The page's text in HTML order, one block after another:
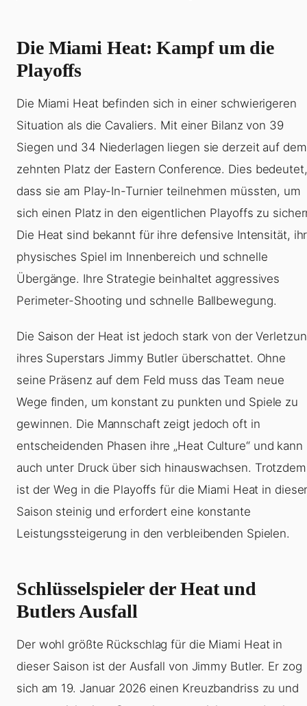
Die Miami Heat: Kampf um die
Playoffs
Die Miami Heat befinden sich in einer schwierigeren
Situation als die Cavaliers. Mit einer Bilanz von 39
Siegen und 34 Niederlagen liegen sie derzeit auf dem
zehnten Platz der Eastern Conference. Dies bedeutet,
dass sie am Play-In-Turnier teilnehmen müssten, um
sich einen Platz in den eigentlichen Playoffs zu
Die Heat sind bekannt für ihre defensive Intensität, ihr
physisches Spiel im Innenbereich und schnelle
Übergänge. Ihre Strategie beinhaltet aggressives
Perimeter-Shooting und schnelle Ballbewegung.
Die Saison der Heat ist jedoch stark von der
ihres Superstars Jimmy Butler überschattet. Ohne
seine Präsenz auf dem Feld muss das Team neue
Wege finden, um konstant zu punkten und Spiele zu
gewinnen. Die Mannschaft zeigt jedoch oft in
entscheidenden Phasen ihre „Heat Culture“ und kann
auch unter Druck über sich hinauswachsen. Trotzdem
ist der Weg in die Playoffs für die Miami Heat in
Saison steinig und erfordert eine konstante
Leistungssteigerung in den verbleibenden Spielen.
Schlüsselspieler der Heat und
Butlers Ausfall
Der wohl größte Rückschlag für die Miami Heat in
dieser Saison ist der Ausfall von Jimmy Butler. Er zog
sich am 19. Januar 2026 einen Kreuzbandriss zu und